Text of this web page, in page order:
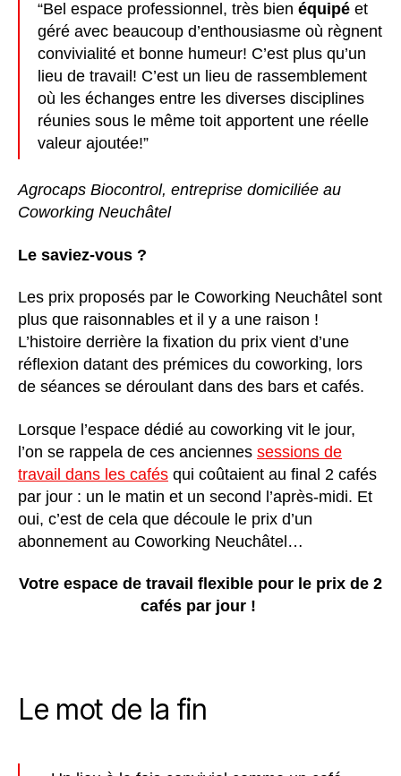
“Bel espace professionnel, très bien équipé et
géré avec beaucoup d’enthousiasme où règnent
convivialité et bonne humeur! C’est plus qu’un
lieu de travail! C’est un lieu de rassemblement
où les échanges entre les diverses disciplines
réunies sous le même toit apportent une réelle
valeur ajoutée!”
Agrocaps Biocontrol, entreprise domiciliée au
Coworking Neuchâtel
Le saviez-vous ?
Les prix proposés par le Coworking Neuchâtel sont
plus que raisonnables et il y a une raison !
L’histoire derrière la fixation du prix vient d’une
réflexion datant des prémices du coworking, lors
de séances se déroulant dans des bars et cafés.
Lorsque l’espace dédié au coworking vit le jour,
l’on se rappela de ces anciennes sessions de
travail dans les cafés qui coûtaient au final 2 cafés
par jour : un le matin et un second l’après-midi. Et
oui, c’est de cela que découle le prix d’un
abonnement au Coworking Neuchâtel…
Votre espace de travail flexible pour le prix de 2
cafés par jour !
Le mot de la fin